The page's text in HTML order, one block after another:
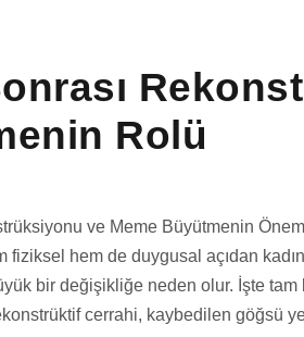
Rolü
ve Meme Büyütmenin
hem de duygusal açıdan
bir değişikliğe neden olur. İşte
cerrahi, kaybedilen göğsü